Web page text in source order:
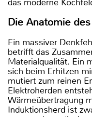
das moderne
Die Anatomie
Ein massiver
betrifft das
Materialqualität. Ein
sich beim Erhitzen
mutiert zum reinen
Elektroherden
Wärmeübertragung
Induktionsherd ist